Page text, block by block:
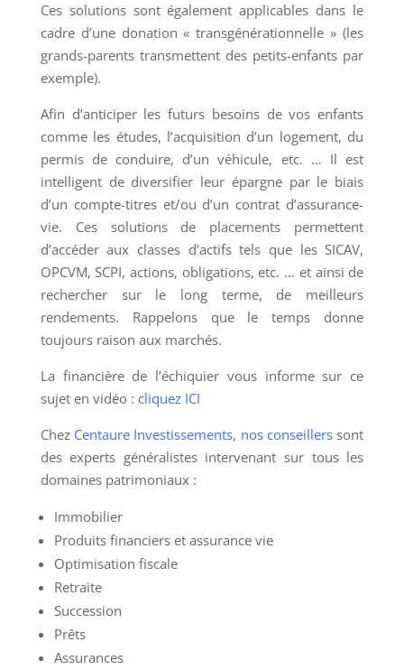
Ces solutions sont également applicables dans le
cadre d’une donation « transgénérationnelle » (les
grands-parents transmettent des petits-enfants par
exemple).
Afin d’anticiper les futurs besoins de vos enfants
comme les études, l’acquisition d’un logement, du
permis de conduire, d’un véhicule, etc. … Il est
intelligent de diversifier leur épargne par le biais
d’un compte-titres et/ou d’un contrat d’assurance-
vie. Ces solutions de placements permettent
d’accéder aux classes d’actifs tels que les SICAV,
OPCVM, SCPI, actions, obligations, etc. … et ainsi de
rechercher sur le long terme, de meilleurs
rendements. Rappelons que le temps donne
toujours raison aux marchés.
La financière de l’échiquier vous informe sur ce
sujet en vidéo : cliquez ICI
Chez Centaure Investissements, nos conseillerssont
des experts généralistes intervenant sur tous les
domaines patrimoniaux :
Immobilier
Produits financiers et assurance vie
Optimisation fiscale
Retraite
Succession
Prêts
Assurances